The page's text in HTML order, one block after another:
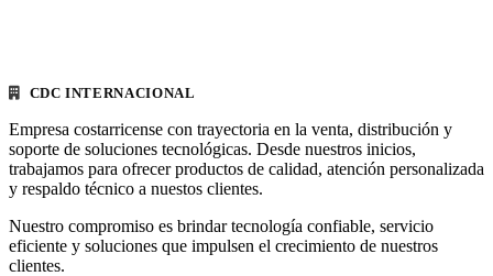
CDC INTERNACIONAL
Empresa costarricense con trayectoria en la venta, distribución y
soporte de soluciones tecnológicas. Desde nuestros inicios,
trabajamos para ofrecer productos de calidad, atención personalizada
y respaldo técnico a nuestos clientes.
Nuestro compromiso es brindar tecnología confiable, servicio
eficiente y soluciones que impulsen el crecimiento de nuestros
clientes.